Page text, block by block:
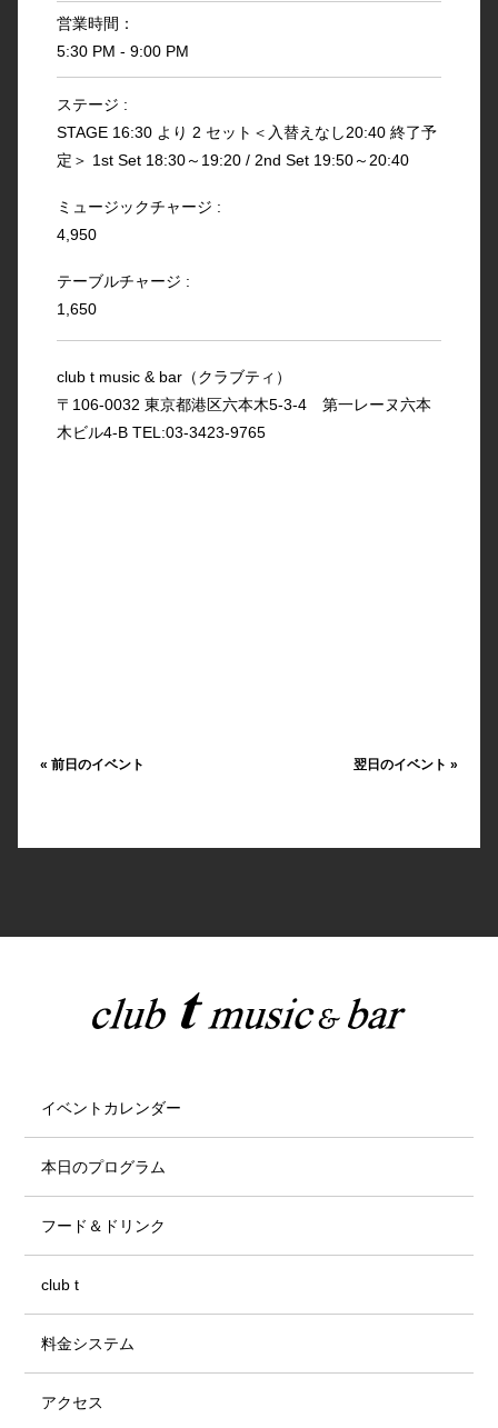
営業時間：
5:30 PM - 9:00 PM
ステージ :
STAGE 16:30 より 2 セット＜入替えなし20:40 終了予
定＞ 1st Set 18:30～19:20 / 2nd Set 19:50～20:40
ミュージックチャージ :
4,950
テーブルチャージ :
1,650
club t music & bar（クラブティ）
〒106-0032 東京都港区六本木5-3-4 第一レーヌ六本
木ビル4-B TEL:03-3423-9765
« 前日のイベント 翌日のイベント»
イベントカレンダー
本日のプログラム
フード＆ドリンク
club t
料金システム
アクセス